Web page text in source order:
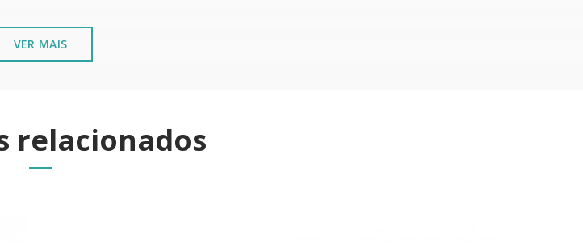
VER MAIS
relacionados